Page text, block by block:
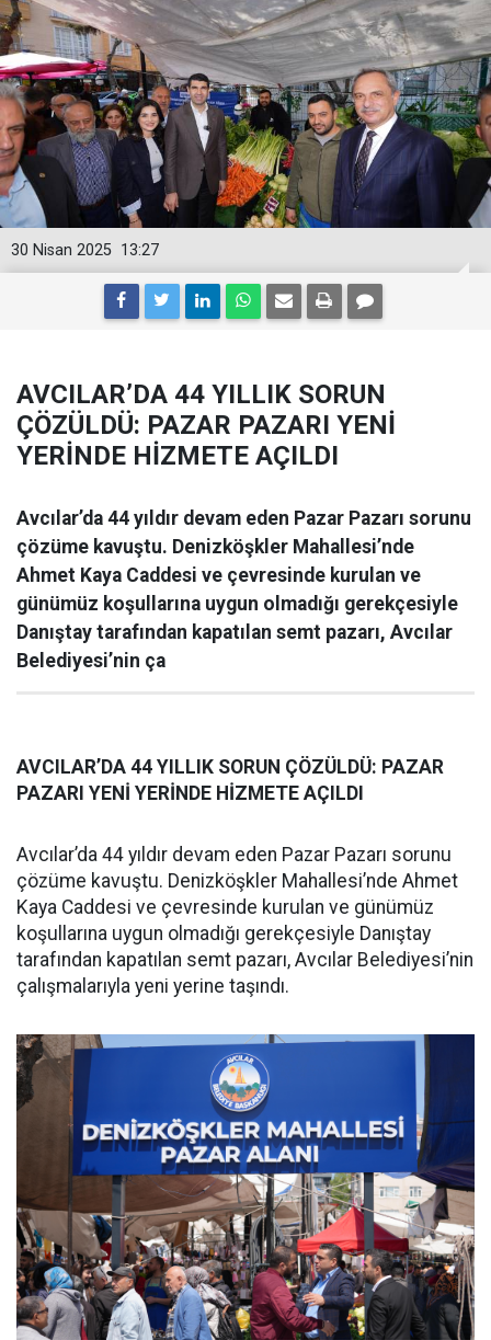
13:27
30 Nisan 2025
AVCILAR’DA 44 YILLIK SORUN
ÇÖZÜLDÜ: PAZAR PAZARI YENİ
YERİNDE HİZMETE AÇILDI
Avcılar’da 44 yıldır devam eden Pazar Pazarı sorunu
çözüme kavuştu. Denizköşkler Mahallesi’nde
Ahmet Kaya Caddesi ve çevresinde kurulan ve
günümüz koşullarına uygun olmadığı gerekçesiyle
Danıştay tarafından kapatılan semt pazarı, Avcılar
Belediyesi’nin ça
AVCILAR’DA 44 YILLIK SORUN ÇÖZÜLDÜ: PAZAR
PAZARI YENİ YERİNDE HİZMETE AÇILDI
Avcılar’da 44 yıldır devam eden Pazar Pazarı sorunu
çözüme kavuştu. Denizköşkler Mahallesi’nde Ahmet
Kaya Caddesi ve çevresinde kurulan ve günümüz
koşullarına uygun olmadığı gerekçesiyle Danıştay
tarafından kapatılan semt pazarı, Avcılar Belediyesi’nin
çalışmalarıyla yeni yerine taşındı.